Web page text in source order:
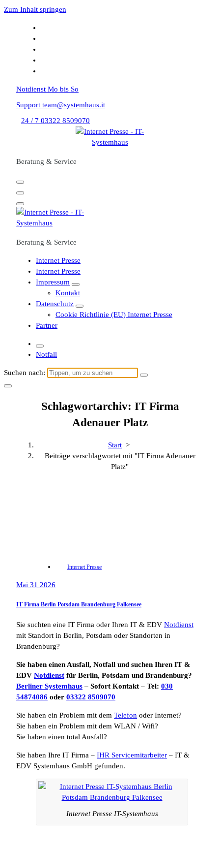
Zum Inhalt springen
Notdienst Mo bis So
Support team@systemhaus.it
24 / 7 03322 8509070
Beratung & Service
Beratung & Service
Internet Presse
Internet Presse
Impressum
Kontakt
Datenschutz
Cookie Richtlinie (EU) Internet Presse
Partner
Notfall
Suchen nach:
Schlagwortarchiv: IT Firma
Adenauer Platz
Start >
Beiträge verschlagwortet mit "IT Firma Adenauer
Platz"
Internet Presse
Mai 31 2026
IT Firma Berlin Potsdam Brandenburg Falkensee
Sie suchten eine IT Firma oder Ihren IT & EDV Notdienst
mit Standort in Berlin, Potsdam oder Standorten in
Brandenburg?
Sie haben einen Ausfall, Notfall und suchen Ihren IT &
EDV Notdienst für Berlin, Potsdam und Brandenburg?
Berliner Systemhaus– Sofort Kontakt – Tel: 030
54874086 oder 03322 8509070
Sie haben ein Problem mit dem Telefon oder Internet?
Sie haben ein Problem mit dem WLAN / Wifi?
Sie haben einen total Ausfall?
Sie haben Ihre IT Firma – IHR Servicemitarbeiter – IT &
EDV Systemhaus GmbH gefunden.
Internet Presse IT-Systemhaus